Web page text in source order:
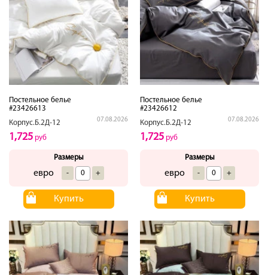
Постельное белье
#23426613
Корпус.Б.2Д-12
07.08.2026
1,725 руб
Размеры
евро - +
Купить
Постельное белье
#23426612
Корпус.Б.2Д-12
07.08.2026
1,725 руб
Размеры
евро - +
Купить